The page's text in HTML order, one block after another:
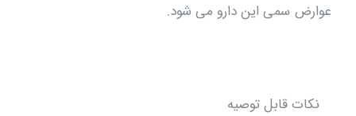
عوارض سمی این دارو می شود.
نکات قابل توصيه